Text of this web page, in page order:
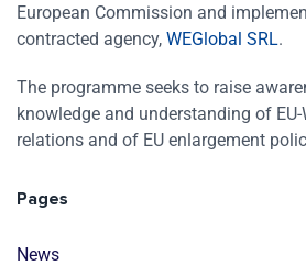
European Commission and
contracted agency, WEGlobal SRL.
The programme seeks to raise
knowledge and understanding of
relations and of EU enlargement
Pages
News